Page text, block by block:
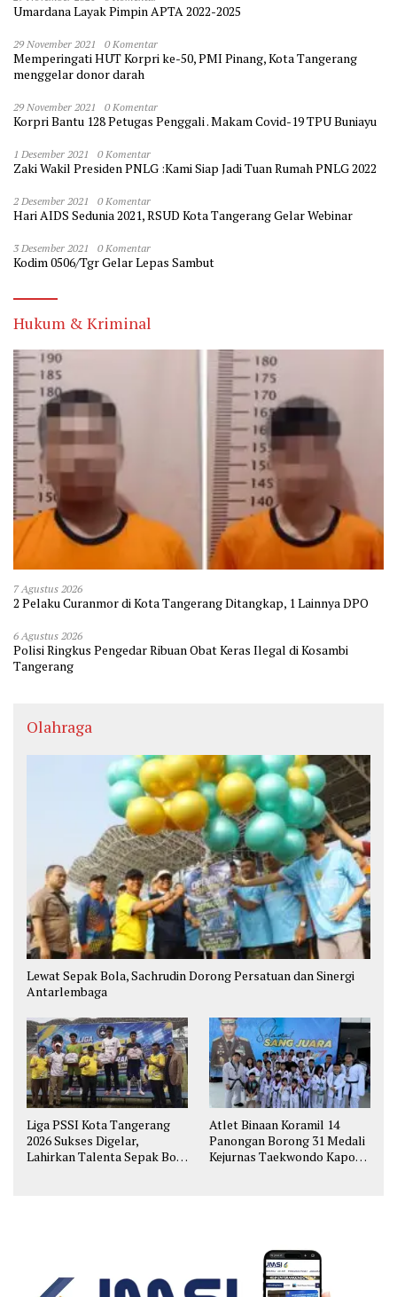
Umardana Layak Pimpin APTA 2022-2025
29 November 2021 0 Komentar
Memperingati HUT Korpri ke-50, PMI Pinang, Kota Tangerang
menggelar donor darah
29 November 2021 0 Komentar
Korpri Bantu 128 Petugas Penggali . Makam Covid-19 TPU Buniayu
1 Desember 2021 0 Komentar
Zaki Wakil Presiden PNLG :Kami Siap Jadi Tuan Rumah PNLG 2022
2 Desember 2021 0 Komentar
Hari AIDS Sedunia 2021, RSUD Kota Tangerang Gelar Webinar
3 Desember 2021 0 Komentar
Kodim 0506/Tgr Gelar Lepas Sambut
Hukum & Kriminal
7 Agustus 2026
2 Pelaku Curanmor di Kota Tangerang Ditangkap, 1 Lainnya DPO
6 Agustus 2026
Polisi Ringkus Pengedar Ribuan Obat Keras Ilegal di Kosambi
Tangerang
Olahraga
Lewat Sepak Bola, Sachrudin Dorong Persatuan dan Sinergi
Antarlembaga
Liga PSSI Kota Tangerang
2026 Sukses Digelar,
Lahirkan Talenta Sepak Bola
Atlet Binaan Koramil 14
Panongan Borong 31 Medali
Kejurnas Taekwondo Kapolri